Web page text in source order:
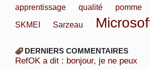
apprentissage
qualité pomme
SKMEI
Sarzeau
DERNIERS COMMENTAIRES
refOK a dit : bonjour, je ne peux